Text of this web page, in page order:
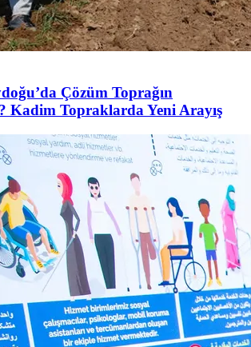
Çözüm Toprağın
Kadim Topraklarda Yeni Arayış